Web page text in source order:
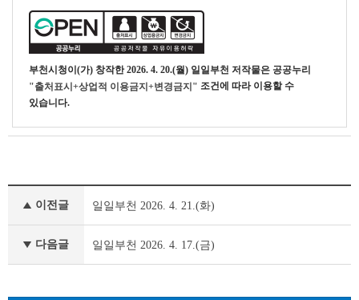
부천시청이(가) 창작한2026. 4. 20.(월) 일일부천 저작물은 공공누리
"출처표시+상업적 이용금지+변경금지" 조건에 따라 이용할 수
있습니다.
부
이전글 일일부천 2026. 4. 21.(화)
다음글 일일부천 2026. 4. 17.(금)